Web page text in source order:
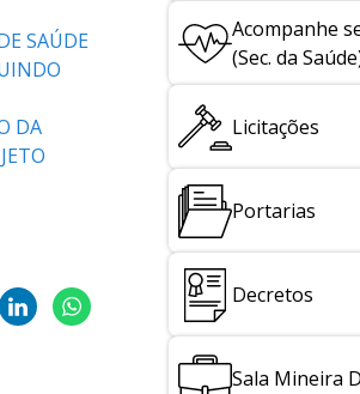
SAÚDE
DA
Acompanhe
(Sec. da
Licitações
Portarias
Decretos
Sala Mineira